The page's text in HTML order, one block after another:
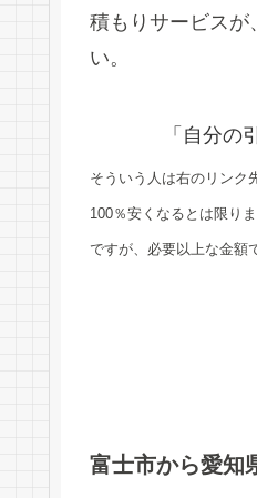
積もりサービスが
い。
「自分の
そういう人は右のリンク
100％安くなるとは限りま
ですが、必要以上な金額
富士市から愛知